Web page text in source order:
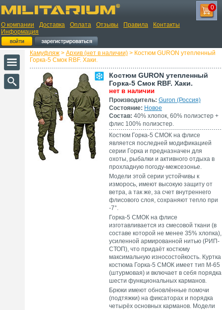
О компании Доставка Оплата Отзывы Правила
Контакты
Информация
0
Камуфляж > Архив (нет в наличии) > Костюм GURON утепленный
Горка-5 Смок RBF. Хаки.
Костюм GURON утепленный
Горка-5 Смок RBF. Хаки.
нет в наличии
Производитель: Guron (Россия)
Состояние: Новое
Состав: 40% хлопок, 60% полиэстер +
флис 100% полиэстер.
Костюм Горка-5 СМОК на флисе
является последней модификацией
серии Горка и предназначен для
охоты, рыбалки и активного отдыха в
прохладную погоду-межсезонье.
Модели этой серии устойчивы к
изморось, имеют высокую защиту от
ветра, а так же, за счет внутреннего
флисового слоя, сохраняют тепло при
-7°.
Горка-5 СМОК на флисе
изготавливается из смесовой ткани (в
составе которой не менее 35% хлопка),
усиленной армированной нитью (РИП-
СТОП), что придаёт костюму
максимальную износостойкость. Куртка
костюма Горка-5 СМОК имеет тип М-65
(штурмовая) и включает в себя порядка
шести функциональных карманов.
Брюки имеют обновлённые помочи
(подтяжки) на фиксаторах и порядка
четырёх основных карманов. Модели